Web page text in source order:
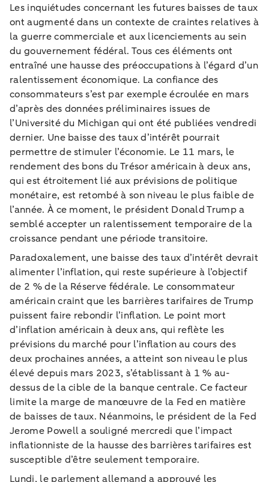
Les inquiétudes concernant les futures baisses de taux
ont augmenté dans un contexte de craintes relatives à
la guerre commerciale et aux licenciements au sein
du gouvernement fédéral. Tous ces éléments ont
entraîné une hausse des préoccupations à l’égard d’un
ralentissement économique. La confiance des
consommateurs s’est par exemple écroulée en mars
d’après des données préliminaires issues de
l’Université du Michigan qui ont été publiées vendredi
dernier. Une baisse des taux d’intérêt pourrait
permettre de stimuler l’économie. Le 11 mars, le
rendement des bons du Trésor américain à deux ans,
qui est étroitement lié aux prévisions de politique
monétaire, est retombé à son niveau le plus faible de
l’année. À ce moment, le président Donald Trump a
semblé accepter un ralentissement temporaire de la
croissance pendant une période transitoire.
Paradoxalement, une baisse des taux d’intérêt devrait
alimenter l’inflation, qui reste supérieure à l’objectif
de 2 % de la Réserve fédérale. Le consommateur
américain craint que les barrières tarifaires de Trump
puissent faire rebondir l’inflation. Le point mort
d’inflation américain à deux ans, qui reflète les
prévisions du marché pour l’inflation au cours des
deux prochaines années, a atteint son niveau le plus
élevé depuis mars 2023, s’établissant à 1 % au-
dessus de la cible de la banque centrale. Ce facteur
limite la marge de manœuvre de la Fed en matière
de baisses de taux. Néanmoins, le président de la Fed
Jerome Powell a souligné mercredi que l’impact
inflationniste de la hausse des barrières tarifaires est
susceptible d’être seulement temporaire.
Lundi, le parlement allemand a approuvé les